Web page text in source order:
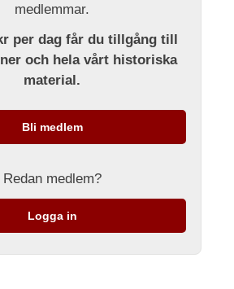
medlemmar.
per dag får du tillgång till
och hela vårt historiska
material.
Bli medlem
Redan medlem?
Logga in